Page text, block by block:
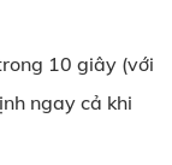
10 giây (với
ngay cả khi